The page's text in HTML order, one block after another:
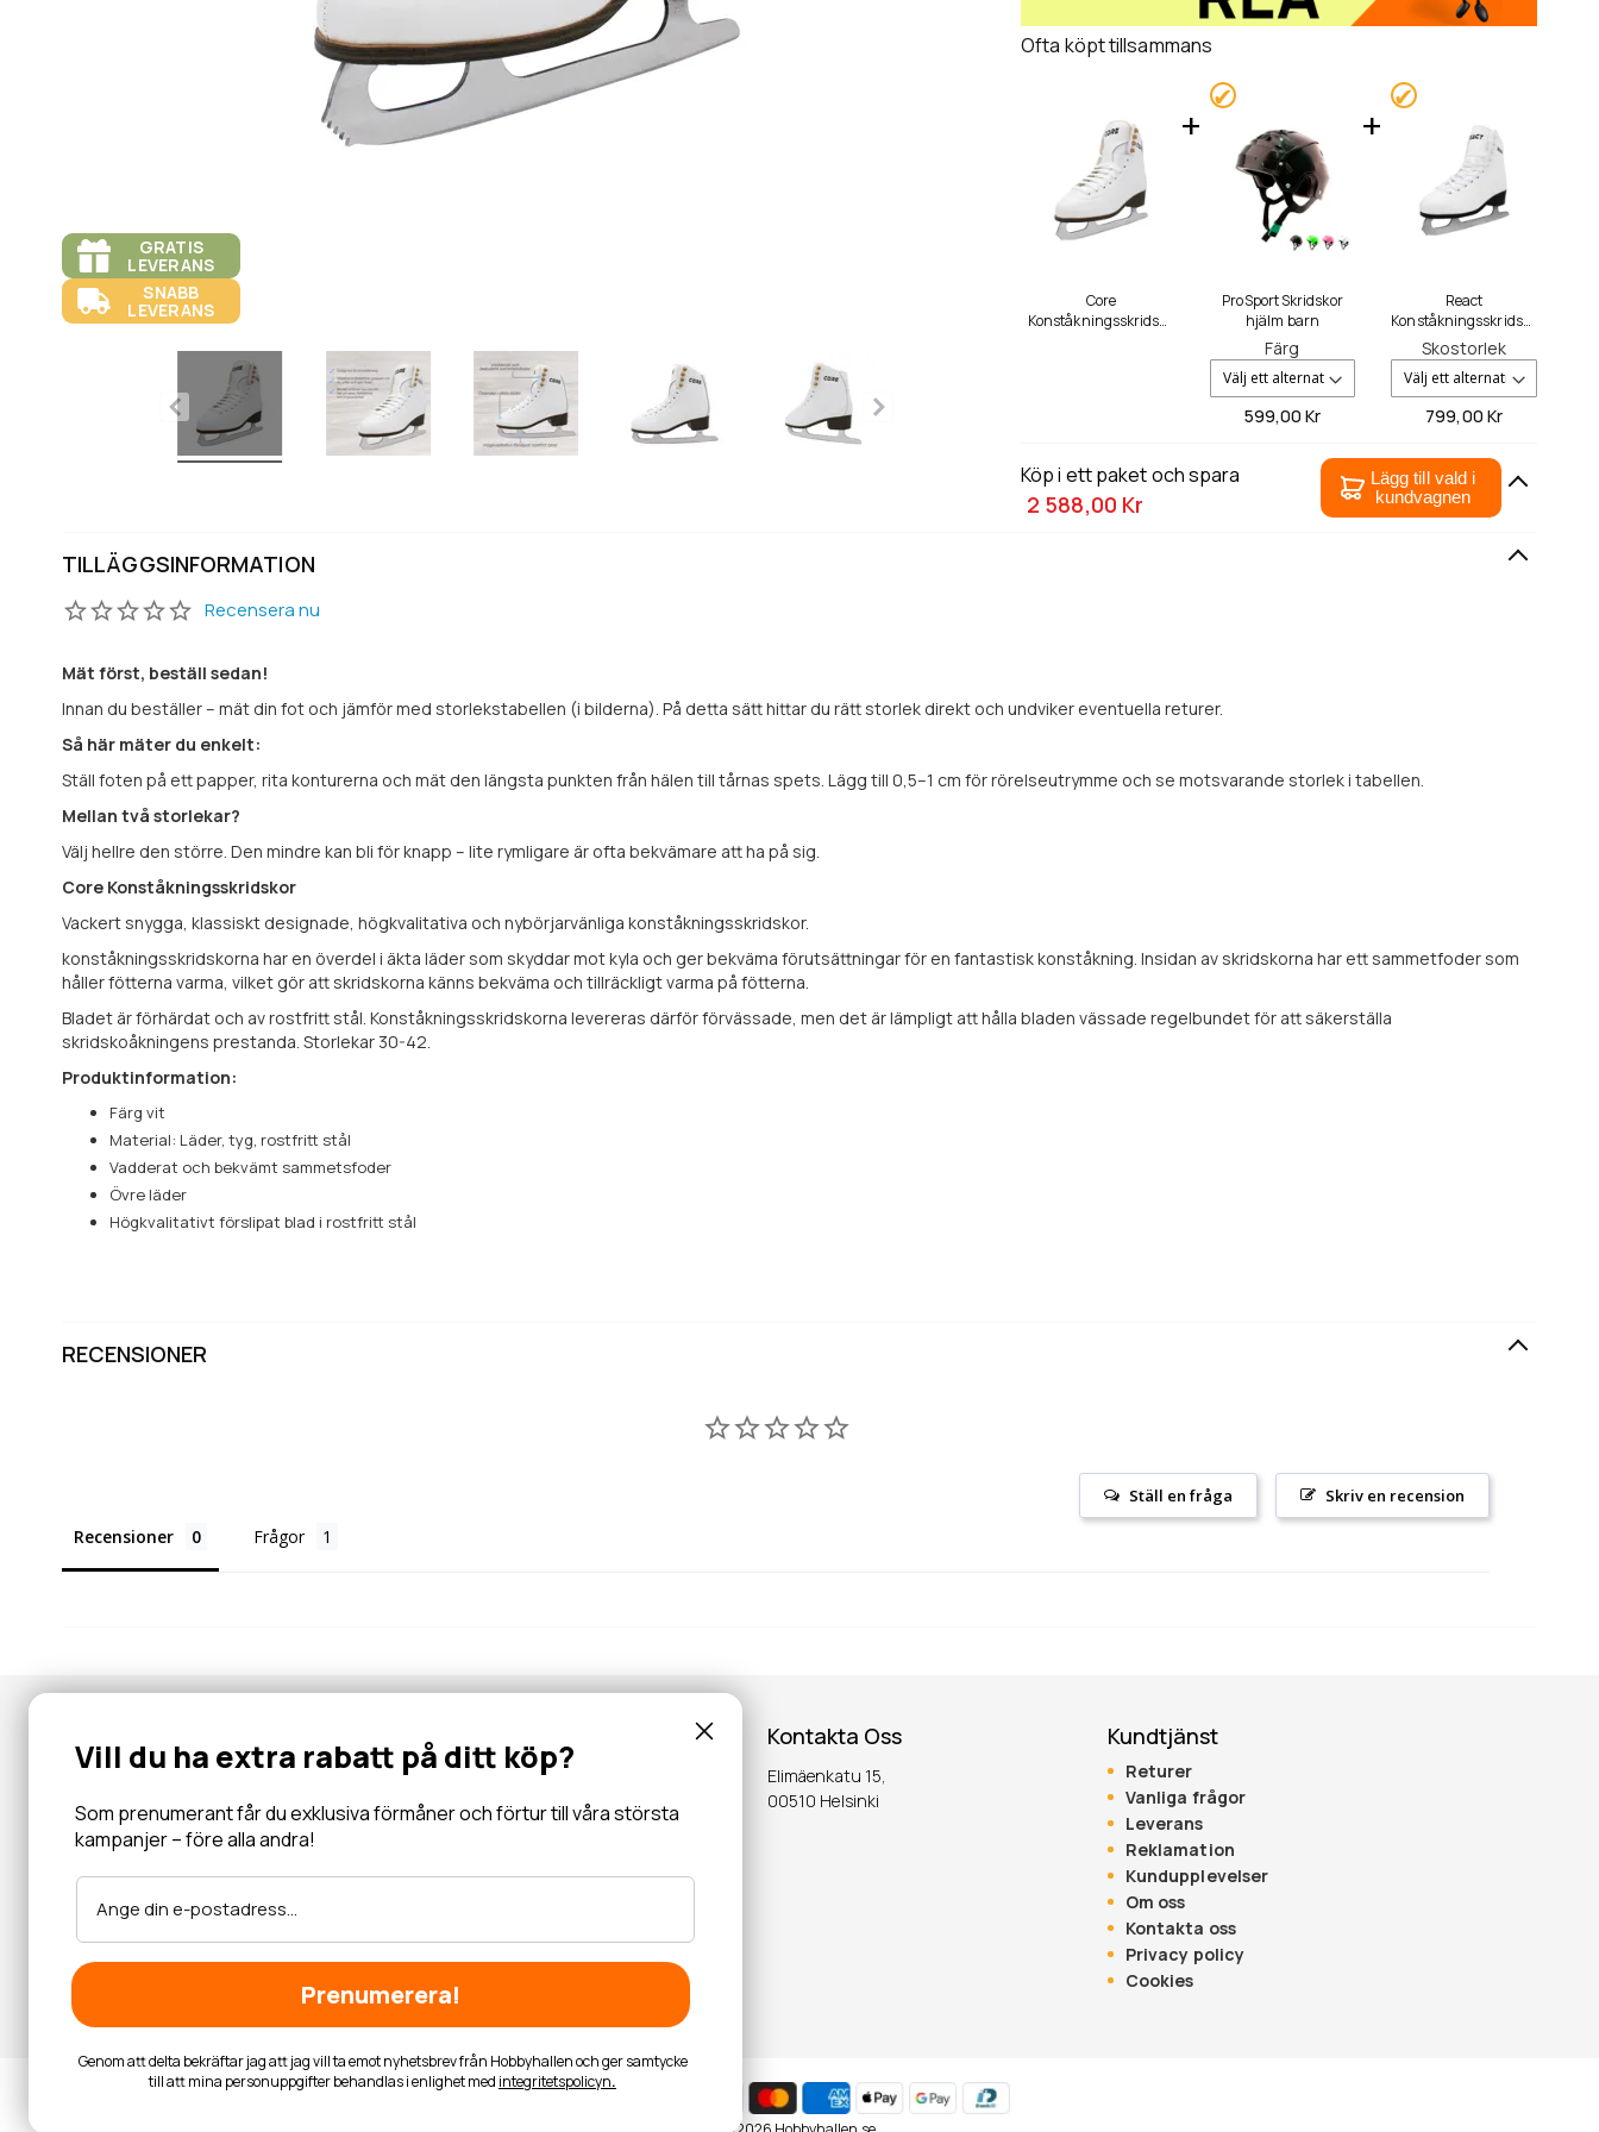
GRATIS
LEVERANS
SNABB
LEVERANS
Ofta köpt tillsammans
Core
Konståkningsskridsko
ProSport Skridskor
hjälm barn
Färg
599,00 Kr
React
Konståkningsskridsko
r, vit
Skostorlek
799,00 Kr
Lägg till vald i
kundvagnen
Köp i ett paket och spara
2 588,00 Kr
TILLÄGGSINFORMATION
Recensera nu
Mät först, beställ sedan!
Innan du beställer – mät din fot och jämför med storlekstabellen (i bilderna). På detta sätt hittar du rätt storlek direkt och undviker eventuella returer.
Så här mäter du enkelt:
Ställ foten på ett papper, rita konturerna och mät den längsta punkten från hälen till tårnas spets. Lägg till 0,5–1 cm för rörelseutrymme och se motsvarande storlek i tabellen.
Mellan två storlekar?
Välj hellre den större. Den mindre kan bli för knapp – lite rymligare är ofta bekvämare att ha på sig.
Core Konståkningsskridskor
Vackert snygga, klassiskt designade, högkvalitativa och nybörjarvänliga konståkningsskridskor.
konståkningsskridskorna har en överdel i äkta läder som skyddar mot kyla och ger bekväma förutsättningar för en fantastisk konståkning. Insidan av skridskorna har ett sammetfoder som
håller fötterna varma, vilket gör att skridskorna känns bekväma och tillräckligt varma på fötterna.
Bladet är förhärdat och av rostfritt stål. Konståkningsskridskorna levereras därför förvässade, men det är lämpligt att hålla bladen vässade regelbundet för att säkerställa
skridskoåkningens prestanda. Storlekar 30-42.
Produktinformation:
Färg vit
Material: Läder, tyg, rostfritt stål
Vadderat och bekvämt sammetsfoder
Övre läder
Högkvalitativt förslipat blad i rostfritt stål
RECENSIONER
Skriv en recension
Ställ en fråga
Recensioner Frågor
Nyhetsbrev
inbjudningar och mycket mer.
OK
Kontakta Oss
Elimäenkatu 15,
00510 Helsinki
Kundtjänst
Returer
Vanliga frågor
Leverans
Reklamation
Kundupplevelser
Om oss
Kontakta oss
Privacy policy
Cookies
Vill du ha extra rabatt på ditt köp?
Som prenumerant får du exklusiva förmåner och förtur till våra största
kampanjer – före alla andra!
Prenumerera!
Genom att delta bekräftar jag att jag vill ta emot nyhetsbrev från Hobbyhallen och ger samtycke
till att mina personuppgifter behandlas i enlighet med integritetspolicyn.